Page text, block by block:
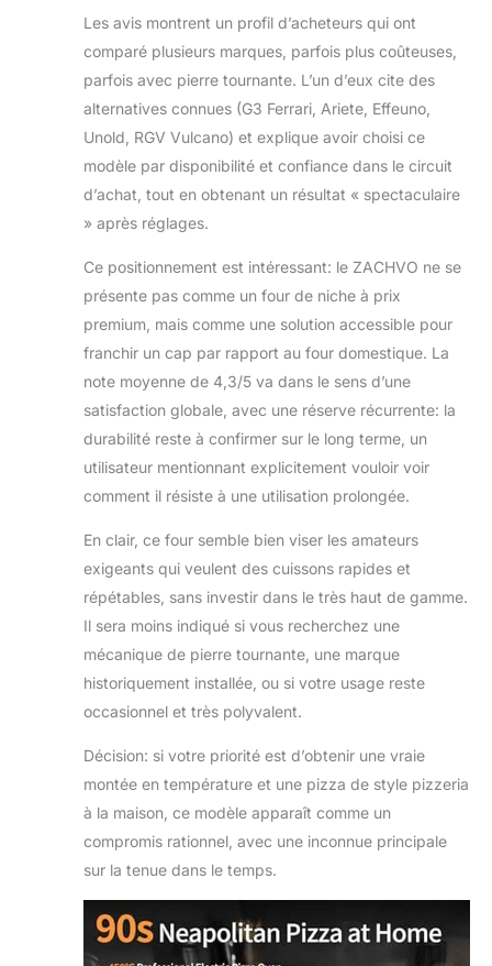
Les avis montrent un profil d’acheteurs qui ont
comparé plusieurs marques, parfois plus coûteuses,
parfois avec pierre tournante. L’un d’eux cite des
alternatives connues (G3 Ferrari, Ariete, Effeuno,
Unold, RGV Vulcano) et explique avoir choisi ce
modèle par disponibilité et confiance dans le circuit
d’achat, tout en obtenant un résultat « spectaculaire
» après réglages.
Ce positionnement est intéressant: le ZACHVO ne se
présente pas comme un four de niche à prix
premium, mais comme une solution accessible pour
franchir un cap par rapport au four domestique. La
note moyenne de 4,3/5 va dans le sens d’une
satisfaction globale, avec une réserve récurrente: la
durabilité reste à confirmer sur le long terme, un
utilisateur mentionnant explicitement vouloir voir
comment il résiste à une utilisation prolongée.
En clair, ce four semble bien viser les amateurs
exigeants qui veulent des cuissons rapides et
répétables, sans investir dans le très haut de gamme.
Il sera moins indiqué si vous recherchez une
mécanique de pierre tournante, une marque
historiquement installée, ou si votre usage reste
occasionnel et très polyvalent.
Décision: si votre priorité est d’obtenir une vraie
montée en température et une pizza de style pizzeria
à la maison, ce modèle apparaît comme un
compromis rationnel, avec une inconnue principale
sur la tenue dans le temps.